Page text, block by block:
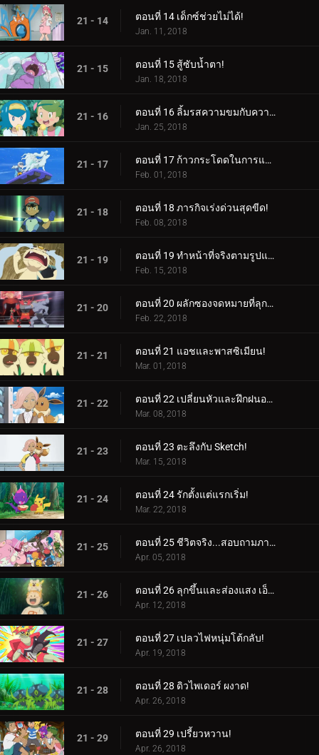
21 - 14 ตอนที่ 14 เด็กซ์ช่วยไม่ได้!
Jan. 11, 2018
21 - 15 ตอนที่ 15 สู้ซับน้ำตา!
Jan. 18, 2018
21 - 16 ตอนที่ 16 ลิ้มรสความขมกับความหวาน!
Jan. 25, 2018
21 - 17 ตอนที่ 17 ก้าวกระโดดในการแข่งขัน!
Feb. 01, 2018
21 - 18 ตอนที่ 18 ภารกิจเร่งด่วนสุดขีด!
Feb. 08, 2018
21 - 19 ตอนที่ 19 ทำหน้าที่จริงตามรูปแบบ!
Feb. 15, 2018
21 - 20 ตอนที่ 20 ผลักซองจดหมายที่ลุกเป็นไฟ!
Feb. 22, 2018
21 - 21 ตอนที่ 21 แอชและพาสซิเมียน!
Mar. 01, 2018
21 - 22 ตอนที่ 22 เปลี่ยนหัวและฝึกฝนอย่างหนัก!
Mar. 08, 2018
21 - 23 ตอนที่ 23 ตะลึงกับ Sketch!
Mar. 15, 2018
21 - 24 ตอนที่ 24 รักตั้งแต่แรกเริ่ม!
Mar. 22, 2018
21 - 25 ตอนที่ 25 ชีวิตจริง...สอบถามภายใน!
Apr. 05, 2018
21 - 26 ตอนที่ 26 ลุกขึ้นและส่องแสง เอ็นเตอร์ไพรส์!
Apr. 12, 2018
21 - 27 ตอนที่ 27 เปลวไฟหนุ่มโต้กลับ!
Apr. 19, 2018
21 - 28 ตอนที่ 28 ดิวไพเดอร์ ผงาด!
Apr. 26, 2018
21 - 29 ตอนที่ 29 เปรี้ยวหวาน!
Apr. 26, 2018